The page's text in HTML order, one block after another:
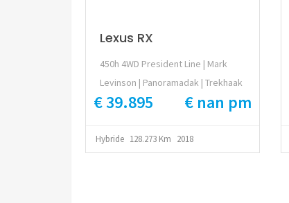
Lexus RX
450h 4WD President Line | Mark
Levinson | Panoramadak | Trekhaak
€ 39.895 € nan pm
Hybride 128.273 Km 2018